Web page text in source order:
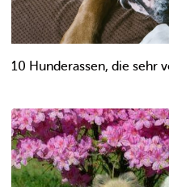
10 Hunderassen, die sehr